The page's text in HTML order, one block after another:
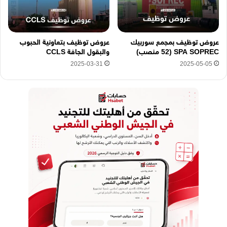
عروض توظيف بمجمع سوربيك
SPA SOPREC (52 منصب)
2025-05-05
عروض توظيف بتعاونية الحبوب
والبقول الجافة CCLS
2025-03-31